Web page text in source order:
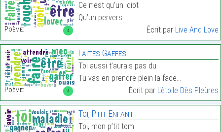
4
Poème:
Ce n’est qu’un idiot
Qu’un pervers…
Écrit par Live And Love
4
Poème:
Faites Gaffes
Toi aussi t’aurais pas du
Tu vas en prendre plein la face…
Écrit par L'ètoile Dès Pleùres
Toi, Ptit Enfant
Toi, mon p’tit tom